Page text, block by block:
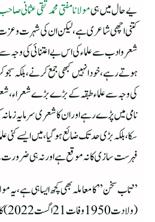
یے حال میں ہیمولانا مفتی محمد تقی عثمانی
کتنی اچھی شاعری ہے، لیکن ان کی شہرت
شعر وادب سے علماء کی اس بے اعتنائی کی وجہ
ہوتے رہے، خود انہیں کبھی جمع کرنے، بلکہ سجو
کی وجہ سے علماء طبقہ کے بڑے بڑے شعراء،
نامی میں پڑے رہے اور ان کا شعری سرمایہ
سکا، بلکہ بڑی حد تک ضائع ہو گیا، میں ایسے کئی
فہرست سازی کا نہ موقع ہے اور نہ ہی
”تاب سخن ”کا معاملہ بھی کچھ ایسا ہی ہے، یہ